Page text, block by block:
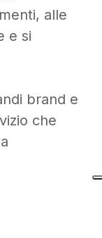
alle
e si
brand e
che